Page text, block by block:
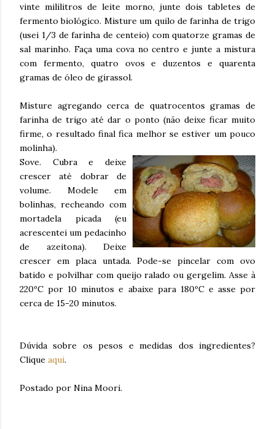
vinte mililitros de leite morno, junte dois tabletes de
fermento biológico. Misture um quilo de farinha de trigo
(usei 1/3 de farinha de centeio) com quatorze gramas de
sal marinho. Faça uma cova no centro e junte a mistura
com fermento, quatro ovos e duzentos e quarenta
gramas de óleo de girassol.
Misture agregando cerca de quatrocentos gramas de
farinha de trigo até dar o ponto (não deixe ficar muito
firme, o resultado final fica melhor se estiver um pouco
molinha).
Sove. Cubra e deixe
crescer até dobrar de
volume. Modele em
bolinhas, recheando com
mortadela picada (eu
acrescentei um pedacinho
de azeitona). Deixe
crescer em placa untada. Pode-se pincelar com ovo
batido e polvilhar com queijo ralado ou gergelim. Asse à
220ºC por 10 minutos e abaixe para 180ºC e asse por
cerca de 15-20 minutos.
Dúvida sobre os pesos e medidas dos ingredientes?
Clique aqui.
Postado por Nina Moori.